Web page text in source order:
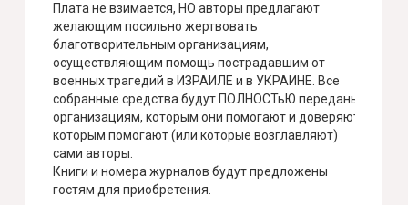
Плата не взимается, НО авторы предлагают
желающим посильно жертвовать
благотворительным организациям,
осуществляющим помощь пострадавшим от
военных трагедий в ИЗРАИЛЕ и в УКРАИНЕ. Все
собранные средства будут ПОЛНОСТьЮ переданы
организациям, которым они помогают и доверяют
которым помогают (или которые возглавляют)
сами авторы.
Книги и номера журналов будут предложены
гостям для приобретения.